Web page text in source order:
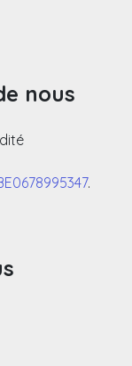
nous
.